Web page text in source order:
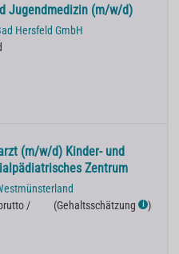
Jugendmedizin (m/w/d)
Hersfeld GmbH
(m/w/d) Kinder- und
Zentrum
/
(Gehaltsschätzung ℹ )